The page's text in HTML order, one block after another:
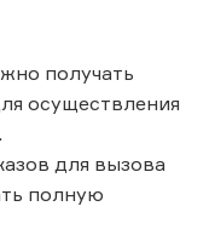
получать
осуществления
для вызова
полную